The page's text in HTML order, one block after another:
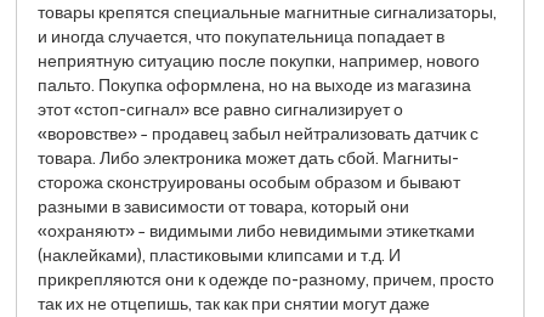
товары крепятся специальные магнитные сигнализаторы,
и иногда случается, что покупательница попадает в
неприятную ситуацию после покупки, например, нового
пальто. Покупка оформлена, но на выходе из магазина
этот «стоп-сигнал» все равно сигнализирует о
«воровстве» − продавец забыл нейтрализовать датчик с
товара. Либо электроника может дать сбой. Магниты-
сторожа сконструированы особым образом и бывают
разными в зависимости от товара, который они
«охраняют» − видимыми либо невидимыми этикетками
(наклейками), пластиковыми клипсами и т.д. И
прикрепляются они к одежде по-разному, причем, просто
так их не отцепишь, так как при снятии могут даже